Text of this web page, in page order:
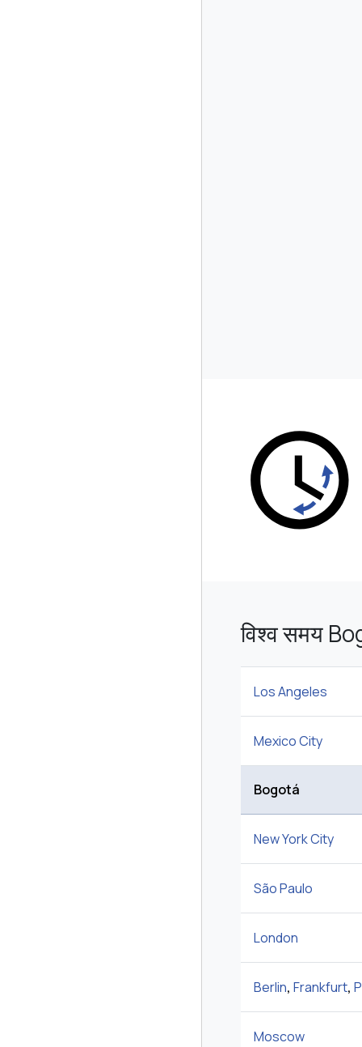
विश्व समय
Los Angeles
Mexico City
Bogotá
New York City
São Paulo
London
Berlin, Frankfurt,
Moscow